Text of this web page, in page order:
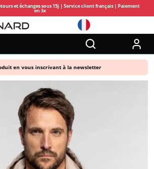
et échanges sous 15j | Service client français | Paiement
en 3x
en vous inscrivant à la newsletter